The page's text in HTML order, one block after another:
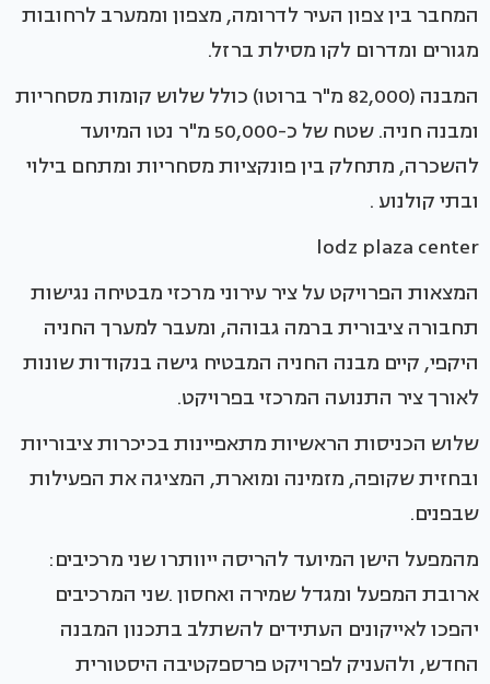
המחבר בין צפון העיר לדרומה, מצפון וממערב לרחובות
מגורים ומדרום לקו מסילת ברזל.
המבנה (82,000 מ"ר ברוטו) כולל שלוש קומות מסחריות
ומבנה חניה. שטח של כ-50,000 מ"ר נטו המיועד
להשכרה, מתחלק בין פונקציות מסחריות ומתחם בילוי
ובתי קולנוע .
lodz plaza center
המצאות הפרויקט על ציר עירוני מרכזי מבטיחה נגישות
תחבורה ציבורית ברמה גבוהה, ומעבר למערך החניה
היקפי, קיים מבנה החניה המבטיח גישה בנקודות שונות
לאורך ציר התנועה המרכזי בפרויקט.
שלוש הכניסות הראשיות מתאפיינות בכיכרות ציבוריות
ובחזית שקופה, מזמינה ומוארת, המציגה את הפעילות
שבפנים.
מהמפעל הישן המיועד להריסה ייוותרו שני מרכיבים:
ארובת המפעל ומגדל שמירה ואחסון .שני המרכיבים
יהפכו לאייקונים העתידים להשתלב בתכנון המבנה
החדש, ולהעניק לפרויקט פרספקטיבה היסטורית